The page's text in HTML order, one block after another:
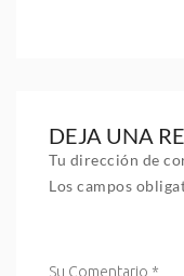
DEJA UNA
Tu dirección de
Los campos